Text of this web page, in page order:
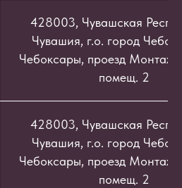
428003, Чувашская
Чувашия, г.о. город
Чебоксары, проезд
помещ. 2
428003, Чувашская
Чувашия, г.о. город
Чебоксары, проезд
помещ. 2